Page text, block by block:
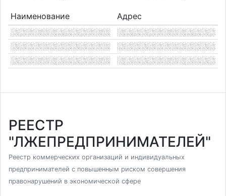
Наименование Адрес
РЕЕСТР
"ЛЖЕПРЕДПРИНИМАТЕЛЕЙ"
Реестр коммерческих организаций и индивидуальных
предпринимателей с повышенным риском совершения
правонарушений в экономической сфере